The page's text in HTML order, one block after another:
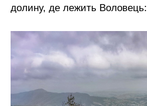
долину, де лежить Воловець: